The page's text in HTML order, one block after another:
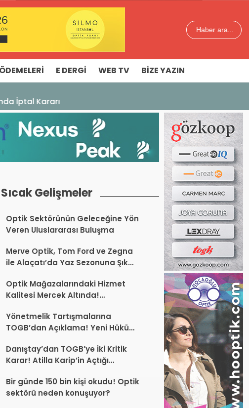
Haber ara...
E DERGI WEB TV BIZE YAZIN
Sıcak Gelişmeler
Optik Sektörünün Geleceğine Yön
Veren Uluslararası Buluşma
Merve Optik, Tom Ford ve Zegna
ile Alaçatı’da Yaz Sezonuna Şık
Optik Mağazalarındaki Hizmet
Kalitesi Mercek Altında!
Şekillendirebilir
Yönetmelik Tartışmalarına
TOGB’dan Açıklama! Yeni Hüküm
Danıştay’dan TOGB’ye İki Kritik
Karar! Atilla Karip’in Açtığı
Kararı
Bir günde 150 bin kişi okudu! Optik
sektörü neden konuşuyor?